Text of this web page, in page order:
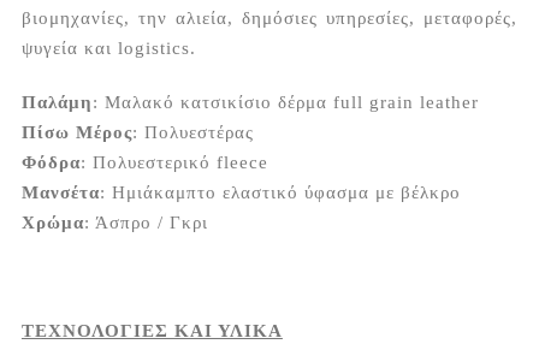
βιομηχανίες, την αλιεία, δημόσιες υπηρεσίες, μεταφορές,
ψυγεία και logistics.
Παλάμη: Μαλακό κατσικίσιο δέρμα full grain leather
Πίσω Μέρος: Πολυεστέρας
Φόδρα: Πολυεστερικό fleece
Μανσέτα: Ημιάκαμπτο ελαστικό ύφασμα με βέλκρο
Χρώμα: Άσπρο / Γκρι
ΤΕΧΝΟΛΟΓΙΕΣ ΚΑΙ ΥΛΙΚΑ